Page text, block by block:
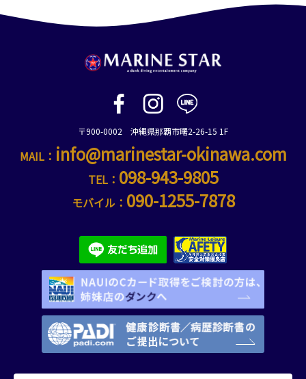
〒900-0002 沖縄県那覇市曙2-26-15 1F
MAIL： info@marinestar-okinawa.com
TEL： 098-943-9805
モバイル： 090-1255-7878